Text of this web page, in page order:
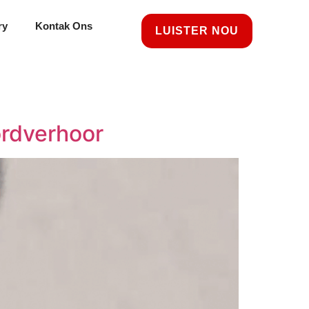
Kontak Ons LUISTER NOU